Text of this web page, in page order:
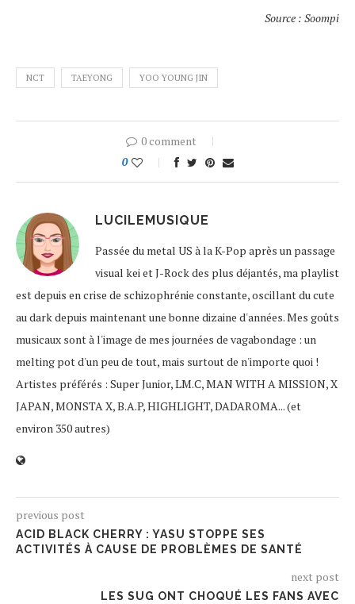
Source : Soompi
NCT TAEYONG YOO YOUNG JIN
0 comment
0
LUCILEMUSIQUE
Passée du metal US à la K-Pop après un passage
visual kei et J-Rock des plus déjantés, ma playlist
est depuis en crise de schizophrénie constante, oscillant du cute
au dark depuis maintenant une bonne dizaine d'années. Mes goûts
musicaux sont à l'image de mes journées de vagabondage : un
melting pot d'un peu de tout, mais surtout de n'importe quoi !
Artistes préférés : Super Junior, LM.C, MAN WITH A MISSION, X
JAPAN, MONSTA X, B.A.P, HIGHLIGHT, DADAROMA... (et
environ 350 autres)
previous post
ACID BLACK CHERRY : YASU STOPPE SES
ACTIVITÉS À CAUSE DE PROBLÈMES DE SANTÉ
next post
LES SUG ONT CHOQUÉ LES FANS AVEC